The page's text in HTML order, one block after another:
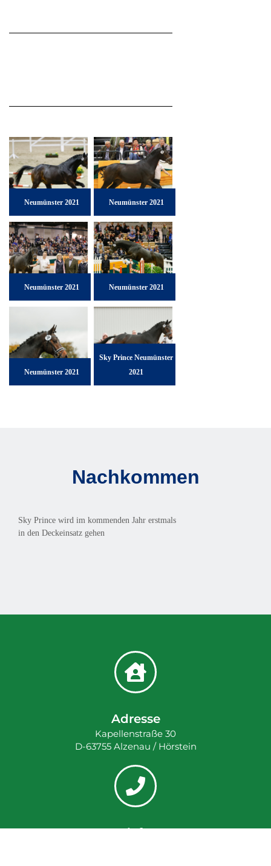
Neumünster 2021 Neumünster 2021
Neumünster 2021 Neumünster 2021
Neumünster 2021
Sky Prince Neumünster
2021
Nachkommen
Sky Prince wird im kommenden Jahr erstmals
in den Deckeinsatz gehen
Adresse
Kapellenstraße 30
D-63755 Alzenau / Hörstein
Telefon